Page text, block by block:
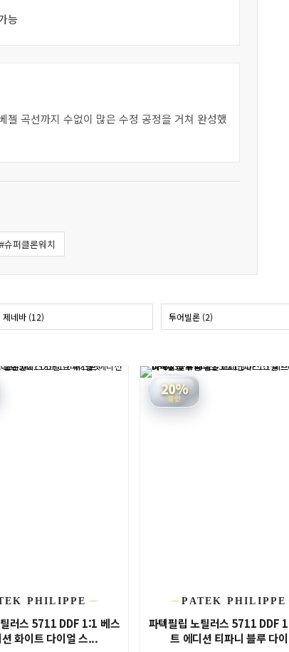
능
곡선까지 수없이 많은 수정 공정을 거쳐 완성했
#슈퍼클론워치
제네바 (12) 투어빌론 (2)
PHILIPPE
러스 5711 DDF 1:1 베스
화이트 다이얼 스...
20%
할인
PATEK PHILIPPE
파텍필립 노틸러스 5711 DDF
트 에디션 티파니 블루 다